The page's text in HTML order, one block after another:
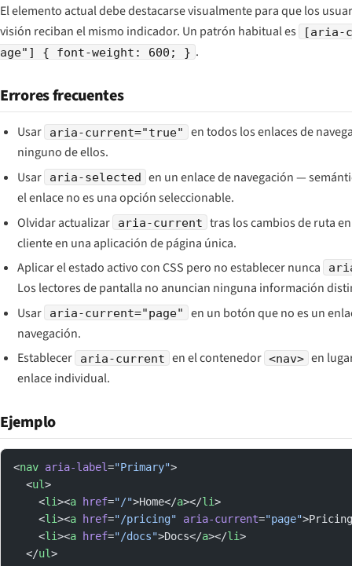
El elemento actual debe destacarse visualmente para que los
visión reciban el mismo indicador. Un patrón habitual es
[aria-
age"] { font-weight: 600; } .
Errores frecuentes
Usar aria-current="true"
en todos los enlaces de
ninguno de ellos.
Usar
aria-selected en un enlace de navegación —
el enlace no es una opción seleccionable.
Olvidar actualizar
aria-current tras los cambios de ruta
cliente en una aplicación de página única.
Aplicar el estado activo con CSS pero no establecer nunca
Los lectores de pantalla no anuncian ninguna información
Usar
aria-current="page"
en un botón que no es un
navegación.
Establecer
aria-current en el contenedor <nav> en
enlace individual.
Ejemplo
<nav aria-label="Primary">
  <
ul>
    <
li><a href="/">Home</a></li>
    <
li><a href="/pricing" aria-current="page"
    <
li><a href="/docs">Docs</a></li>
  </
ul>